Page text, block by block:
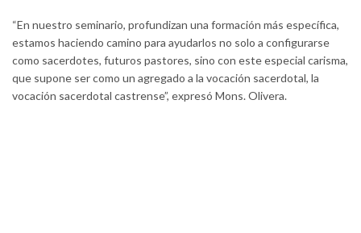
“En nuestro seminario, profundizan una formación más específica,
estamos haciendo camino para ayudarlos no solo a configurarse
como sacerdotes, futuros pastores, sino con este especial carisma,
que supone ser como un agregado a la vocación sacerdotal, la
vocación sacerdotal castrense”, expresó Mons. Olivera.